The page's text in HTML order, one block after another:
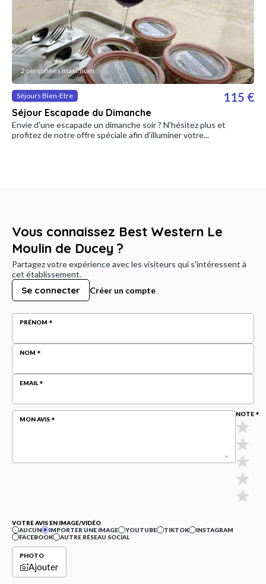
2 personnes maximum
Séjours Bien-Etre
Séjour Escapade du Dimanche
115 €
Envie d'une escapade un dimanche soir ? N'hésitez plus et
profitez de notre offre spéciale afin d'illuminer votre...
Vous connaissez Best Western Le
Moulin de Ducey ?
Partagez votre expérience avec les visiteurs qui s'intéressent à
cet établissement.
Se connecter Créer un compte
PRÉNOM
NOM
EMAIL
MON AVIS
NOTE
VOTRE AVIS EN IMAGE/VIDÉO
AUCUN
IMPORTER UNE IMAGE YOUTUBE TIKTOK
INSTAGRAM
FACEBOOK
AUTRE RÉSEAU SOCIAL
PHOTO
Ajouter